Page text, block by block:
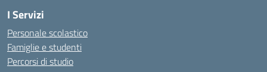
I Servizi
Personale scolastico
Famiglie e studenti
Percorsi di studio